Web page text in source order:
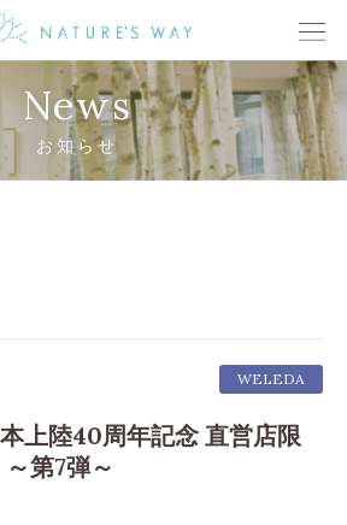
News
お知らせ
WELEDA
本上陸40周年記念 直営店限
第7弾～